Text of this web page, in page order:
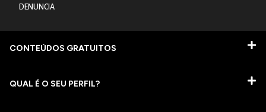
DENUNCIA
CONTEÚDOS GRATUITOS
QUAL É O SEU PERFIL?